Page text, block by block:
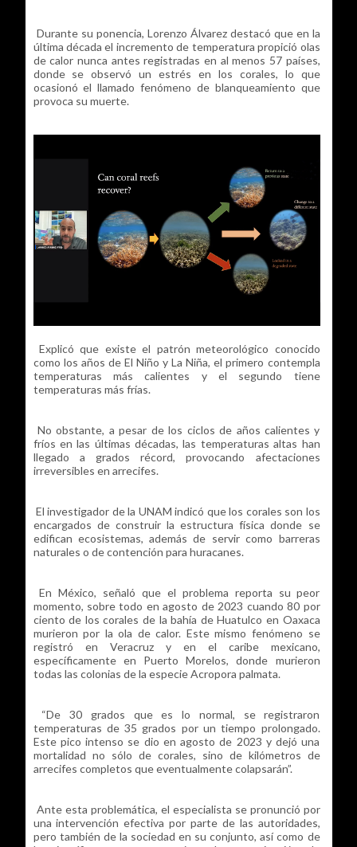
Durante su ponencia, Lorenzo Álvarez destacó que en la
última década el incremento de temperatura propició olas
de calor nunca antes registradas en al menos 57 países,
donde se observó un estrés en los corales, lo que
ocasionó el llamado fenómeno de blanqueamiento que
provoca su muerte.
Explicó que existe el patrón meteorológico conocido
como los años de El Niño y La Niña, el primero contempla
temperaturas más calientes y el segundo tiene
temperaturas más frías.
No obstante, a pesar de los ciclos de años calientes y
fríos en las últimas décadas, las temperaturas altas han
llegado a grados récord, provocando afectaciones
irreversibles en arrecifes.
El investigador de la UNAM indicó que los corales son los
encargados de construir la estructura física donde se
edifican ecosistemas, además de servir como barreras
naturales o de contención para huracanes.
En México, señaló que el problema reporta su peor
momento, sobre todo en agosto de 2023 cuando 80 por
ciento de los corales de la bahía de Huatulco en Oaxaca
murieron por la ola de calor. Este mismo fenómeno se
registró en Veracruz y en el caribe mexicano,
específicamente en Puerto Morelos, donde murieron
todas las colonias de la especie Acropora palmata.
“De 30 grados que es lo normal, se registraron
temperaturas de 35 grados por un tiempo prolongado.
Este pico intenso se dio en agosto de 2023 y dejó una
mortalidad no sólo de corales, sino de kilómetros de
arrecifes completos que eventualmente colapsarán”.
Ante esta problemática, el especialista se pronunció por
una intervención efectiva por parte de las autoridades,
pero también de la sociedad en su conjunto, así como de